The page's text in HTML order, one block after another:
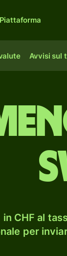
Avvisi sul
in CHF al
per